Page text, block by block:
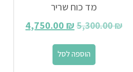
מד כוח שריר
5,300.00₪
4,750.00 ₪
הוספה לסל